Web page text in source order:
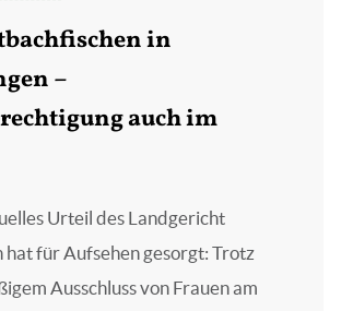
in
–
auch im
Urteil des Landgericht
hat für Aufsehen gesorgt: Trotz
Ausschluss von Frauen am